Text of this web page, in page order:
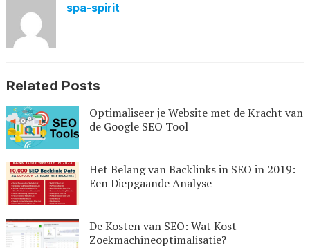
spa-spirit
Related Posts
Optimaliseer je Website met de Kracht van
de Google SEO Tool
Het Belang van Backlinks in SEO in 2019:
Een Diepgaande Analyse
De Kosten van SEO: Wat Kost
Zoekmachineoptimalisatie?